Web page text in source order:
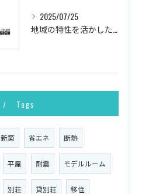
2025/07/25
Tags
新築 省エネ 断熱
平屋 耐震 モデルルーム
別荘 貸別荘 移住